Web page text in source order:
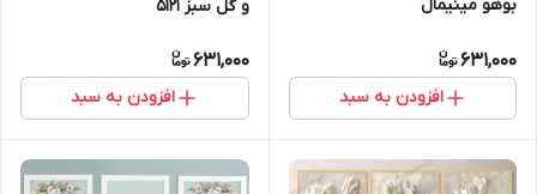
بوهو مینیمال
631,000
افزودن به سبد
و گل سبز 5121
631,000
افزودن به سبد